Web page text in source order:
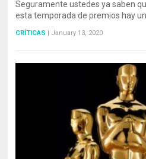
Seguramente ustedes ya saben
esta temporada de premios hay
CRÍTICAS January 13, 2020